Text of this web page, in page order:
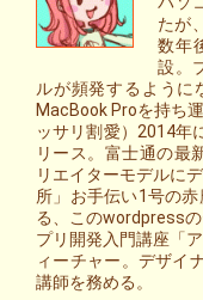
たが
数年
設。
ルが頻発するように
MacBook Proを持ち
ッサリ割愛）2014年
リース。富士通の最
リエイターモデルに
所」お手伝い1号の
る、このwordpress
プリ開発入門講座「
ィーチャー。デザイ
講師を務める。